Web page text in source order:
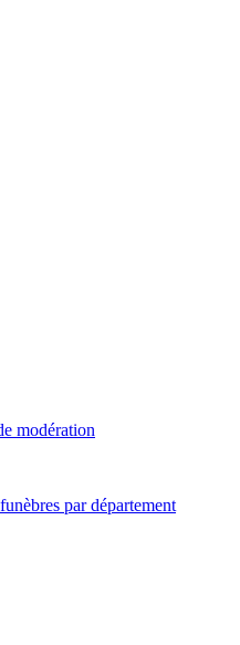
modération
par département